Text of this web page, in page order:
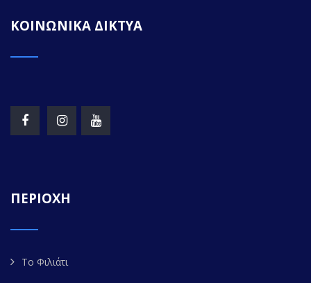
ΚΟΙΝΩΝΙΚΑ ΔΙΚΤΥΑ
ΠΕΡΙΟΧΗ
Το Φιλιάτι